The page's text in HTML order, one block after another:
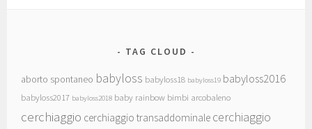
TAG CLOUD
aborto spontaneo babyloss babyloss18 babyloss19 babyloss2016
babyloss2017 babyloss2018 baby rainbow bimbi arcobaleno
cerchiaggio cerchiaggio transaddominale cerchiaggio